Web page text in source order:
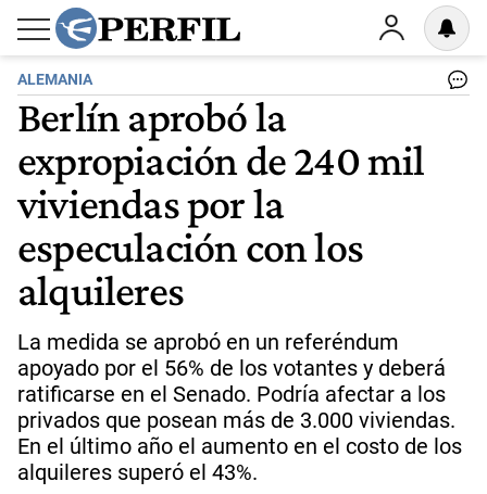
ALEMANIA
Berlín aprobó la
expropiación de 240 mil
viviendas por la
especulación con los
alquileres
La medida se aprobó en un referéndum
apoyado por el 56% de los votantes y deberá
ratificarse en el Senado. Podría afectar a los
privados que posean más de 3.000 viviendas.
En el último año el aumento en el costo de los
alquileres superó el 43%.